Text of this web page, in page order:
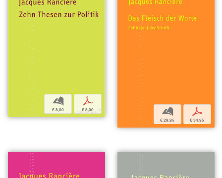
b
€ 8,00
p
€ 8,00 b
€ 29,95
p
€ 34,95